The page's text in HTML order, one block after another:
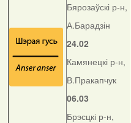
Бярозаўскі р-н,
А.Барадзін
24.02
Камянецкі р-н,
В.Пракапчук
06.03
Брэсцкі р-н,